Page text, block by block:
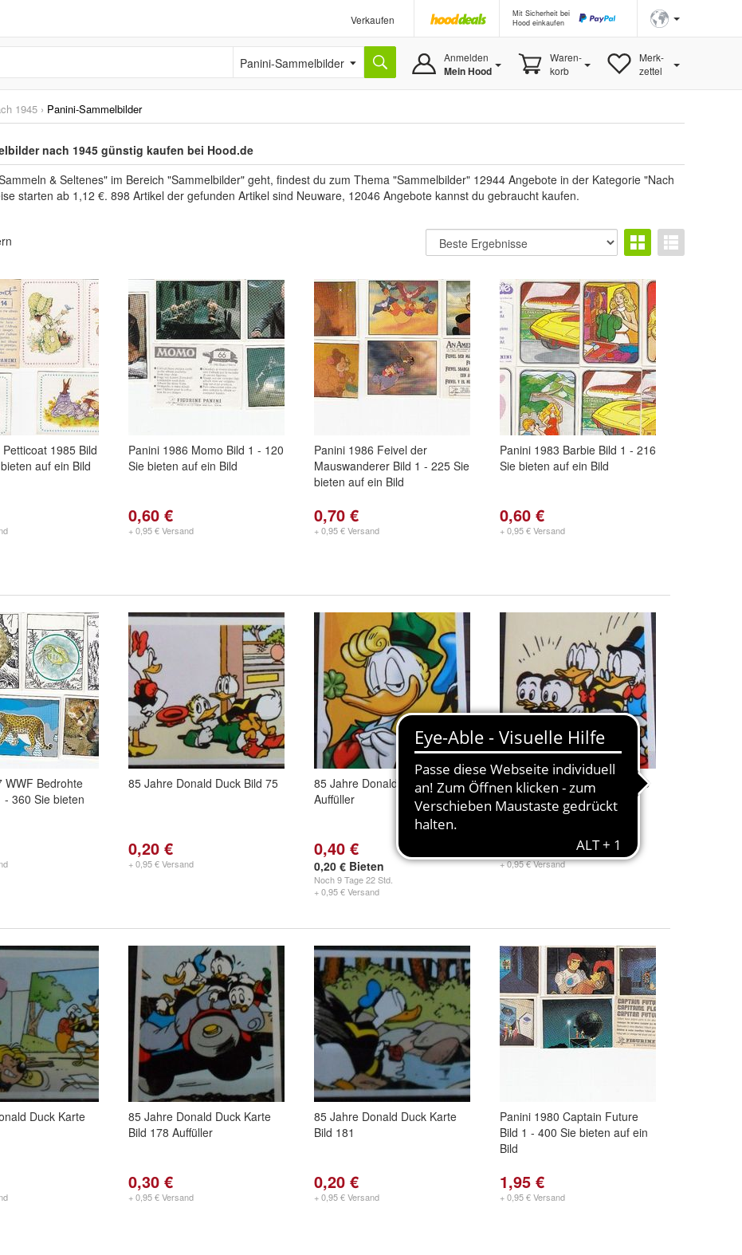
Verkaufen
Mit Sicherheit bei
Hood einkaufen
Panini-Sammelbilder Anmelden
Mein Hood
Waren-
korb
Merk-
zettel
1945 › Panini-Sammelbilder
nach 1945 günstig kaufen bei Hood.de
& Seltenes" im Bereich "Sammelbilder" geht, findest du zum Thema "Sammelbilder" 12944 Angebote in der Kategorie "Nach
starten ab 1,12 €. 898 Artikel der gefunden Artikel sind Neuware, 12046 Angebote kannst du gebraucht kaufen.
1985 Bild
auf ein Bild
Panini 1986 Momo Bild 1 - 120
Sie bieten auf ein Bild
0,60 €
+ 0,95 € Versand
Panini 1986 Feivel der
Mauswanderer Bild 1 - 225 Sie
bieten auf ein Bild
0,70 €
+ 0,95 € Versand
Panini 1983 Barbie Bild 1 - 216
Sie bieten auf ein Bild
0,60 €
+ 0,95 € Versand
WWF Bedrohte
- 360 Sie bieten
85 Jahre Donald Duck Bild 75
0,20 €
+ 0,95 € Versand
85 Jahre Donald Duck Bild 76
Auffüller
0,40 €
0,20 € Bieten
Noch9 Tage 22 Std.
+ 0,95 € Versand
85 Jahre Donald Duck Bild 78
+ 0,95 € Versand
Duck Karte
85 Jahre Donald Duck Karte
Bild 178 Auffüller
0,30 €
+ 0,95 € Versand
85 Jahre Donald Duck Karte
Bild 181
0,20 €
+ 0,95 € Versand
Panini 1980 Captain Future
Bild 1 - 400 Sie bieten auf ein
Bild
1,95 €
+ 0,95 € Versand